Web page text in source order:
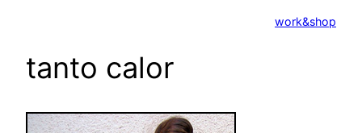
work&shop
tanto calor